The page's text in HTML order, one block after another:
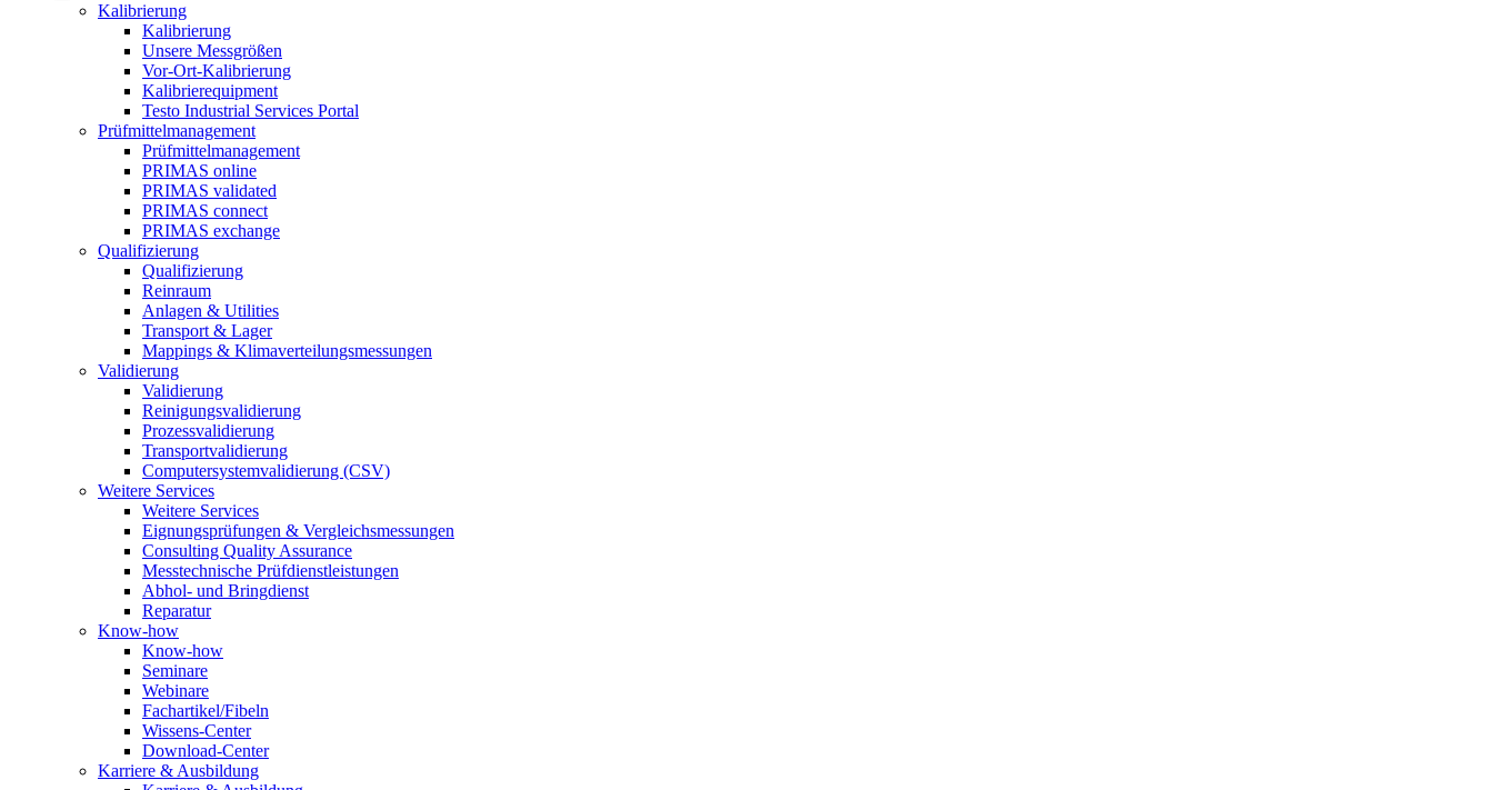
Kalibrierung
Kalibrierung
Unsere Messgrößen
Vor-Ort-Kalibrierung
Kalibrierequipment
Testo Industrial Services Portal
Prüfmittelmanagement
Prüfmittelmanagement
PRIMAS online
PRIMAS validated
PRIMAS connect
PRIMAS exchange
Qualifizierung
Qualifizierung
Reinraum
Anlagen & Utilities
Transport & Lager
Mappings & Klimaverteilungsmessungen
Validierung
Validierung
Reinigungsvalidierung
Prozessvalidierung
Transportvalidierung
Computersystemvalidierung (CSV)
Weitere Services
Weitere Services
Eignungsprüfungen & Vergleichsmessungen
Consulting Quality Assurance
Messtechnische Prüfdienstleistungen
Abhol- und Bringdienst
Reparatur
Know-how
Know-how
Seminare
Webinare
Fachartikel/Fibeln
Wissens-Center
Download-Center
Karriere & Ausbildung